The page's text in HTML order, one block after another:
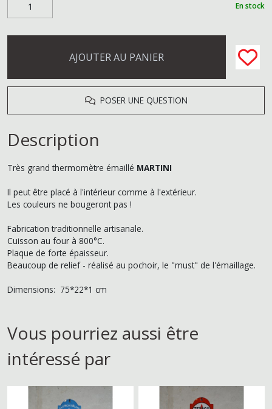
En stock
AJOUTER AU PANIER
POSER UNE QUESTION
Description
Très grand thermomètre émaillé MARTINI
Il peut être placé à l'intérieur comme à l'extérieur.
Les couleurs ne bougeront pas !
Fabrication traditionnelle artisanale.
Cuisson au four à 800°C.
Plaque de forte épaisseur.
Beaucoup de relief - réalisé au pochoir, le "must" de l'émaillage.
Dimensions: 75*22*1 cm
Vous pourriez aussi être
intéressé par